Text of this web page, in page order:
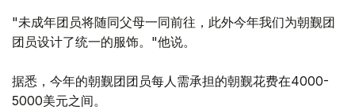
"未成年团员将随同父母一同前往，此外今年我们为朝觐团
团员设计了统一的服饰。"他说。
据悉，今年的朝觐团团员每人需承担的朝觐花费在4000-
5000美元之间。